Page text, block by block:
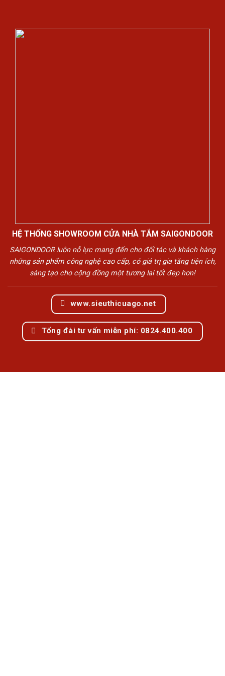
HỆ THỐNG SHOWROOM CỬA NHÀ TẮM SAIGONDOOR
SAIGONDOOR luôn nỗ lực mang đến cho đối tác và khách hàng
những sản phẩm công nghệ cao cấp, có giá trị gia tăng tiện ích,
sáng tạo cho cộng đồng một tương lai tốt đẹp hơn!
www.sieuthicuago.net
Tổng đài tư vấn miễn phí: 0824.400.400